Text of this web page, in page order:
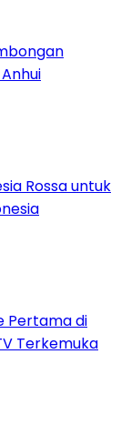
Rossa untuk
Pertama di
Terkemuka